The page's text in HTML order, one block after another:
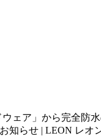
ウェア」から完全防
知らせ | LEON レオ